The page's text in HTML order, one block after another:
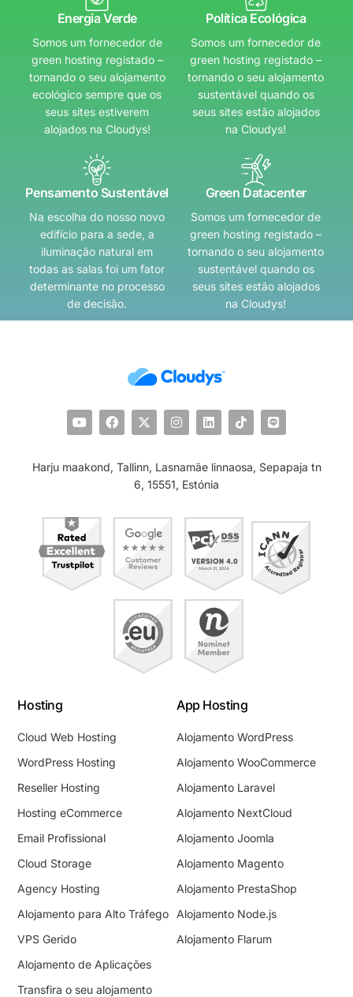
Energia Verde
Somos um fornecedor de
green hosting registado –
tornando o seu alojamento
ecológico sempre que os
seus sites estiverem
alojados na Cloudys!
Pensamento Sustentável
Na escolha do nosso novo
edifício para a sede, a
iluminação natural em
todas as salas foi um fator
determinante no processo
de decisão.
Política Ecológica
Somos um fornecedor de
green hosting registado –
tornando o seu alojamento
sustentável quando os
seus sites estão alojados
na Cloudys!
Green Datacenter
Somos um fornecedor de
green hosting registado –
tornando o seu alojamento
sustentável quando os
seus sites estão alojados
na Cloudys!
Harju maakond, Tallinn, Lasnamäe linnaosa, Sepapaja tn
6, 15551, Estónia
Hosting
Cloud Web Hosting
WordPress Hosting
Reseller Hosting
Hosting eCommerce
Email Profissional
Cloud Storage
Agency Hosting
Alojamento para Alto Tráfego
VPS Gerido
Alojamento de Aplicações
Transfira o seu alojamento
App Hosting
Alojamento WordPress
Alojamento WooCommerce
Alojamento Laravel
Alojamento NextCloud
Alojamento Joomla
Alojamento Magento
Alojamento PrestaShop
Alojamento Node.js
Alojamento Flarum